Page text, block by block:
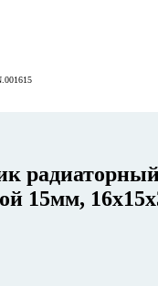
15мм,